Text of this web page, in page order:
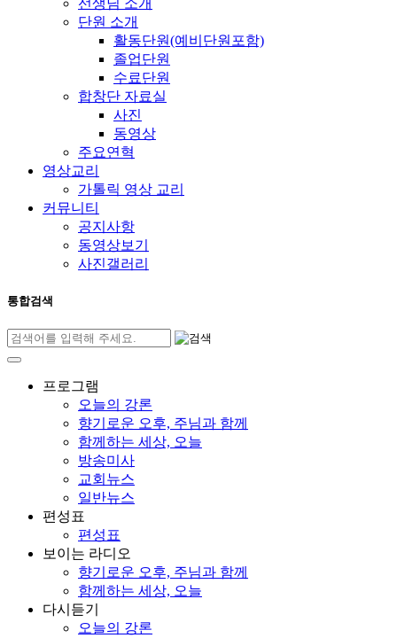
단원 소개
활동단원(예비단원포함)
졸업단원
수료단원
합창단 자료실
사진
동영상
주요연혁
영상교리
가톨릭 영상 교리
커뮤니티
공지사항
동영상보기
사진갤러리
통합검색
프로그램
오늘의 강론
향기로운 오후, 주님과 함께
함께하는 세상, 오늘
방송미사
교회뉴스
일반뉴스
편성표
편성표
보이는 라디오
향기로운 오후, 주님과 함께
함께하는 세상, 오늘
다시듣기
오늘의 강론